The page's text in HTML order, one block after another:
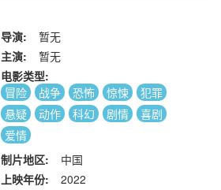
导演:
暂无
主演:
暂无
电影类型:
冒险
战争 恐怖 惊悚
犯罪
悬疑
动作 科幻 剧情
喜剧
爱情
制片地区:
中国
上映年份:
2022